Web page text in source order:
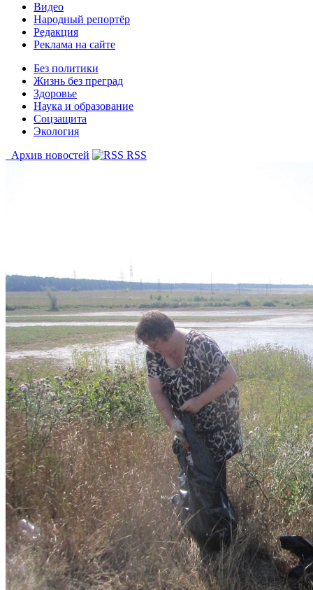
Видео
Народный репортёр
Редакция
Реклама на сайте
Без политики
Жизнь без преград
Здоровье
Наука и образование
Соцзащита
Экология
Архив новостей
RSS